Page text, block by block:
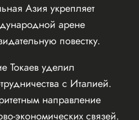
Азия укрепляет
арене
повестку.
Токаев уделил
с Италией.
направление
экономических связей.